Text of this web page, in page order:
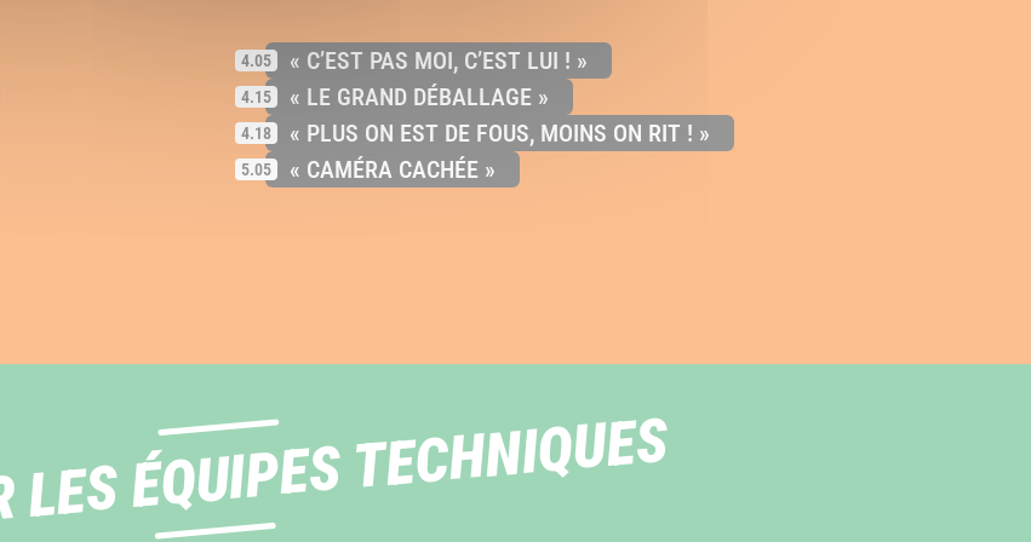
4.05 « C’EST PAS MOI, C’EST LUI ! »
4.15 « LE GRAND DÉBALLAGE »
4.18 « PLUS ON EST DE FOUS, MOINS ON RIT ! »
5.05 « CAMÉRA CACHÉE »
LES ÉQUIPES TECHNIQUES